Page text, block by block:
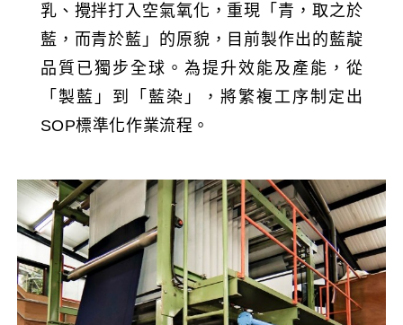
乳、攪拌打入空氣氧化，重現「青，取之於
藍，而青於藍」的原貌，目前製作出的藍靛
品質已獨步全球。為提升效能及產能，從
「製藍」到「藍染」，將繁複工序制定出
SOP標準化作業流程。